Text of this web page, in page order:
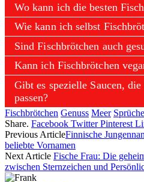
Wo kann ich die besten
Wie kann ich selbst
Sind Fischbrötchen auch
Kann ich Fischbrötchen
Gibt es spezielle Saucen,
passen?
Fischbrötchen Genuss Meer Sprüche
Share. Facebook Twitter Pinterest
Previous ArticleFinnische
beliebte Vornamen
Next Article Fische Frau: Die
zwischen Sternzeichen und